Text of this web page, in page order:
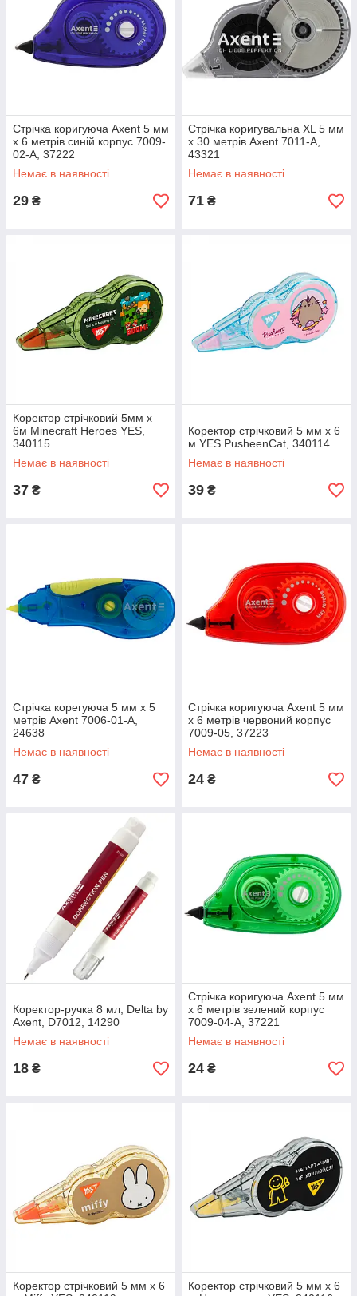
Стрічка коригуюча Axent 5 мм
х 6 метрів синій корпус 7009-
02-A, 37222
Немає в наявності
29 ₴
Стрічка коригувальна XL 5 мм
x 30 метрів Axent 7011-A,
43321
Немає в наявності
71 ₴
Коректор стрічковий 5мм х
6м Minecraft Heroes YES,
340115
Немає в наявності
37 ₴
Коректор стрічковий 5 мм х 6
м YES PusheenCat, 340114
Немає в наявності
39 ₴
Стрічка корегуюча 5 мм х 5
метрів Axent 7006-01-A,
24638
Немає в наявності
47 ₴
Стрічка коригуюча Axent 5 мм
х 6 метрів червоний корпус
7009-05, 37223
Немає в наявності
24 ₴
Коректор-ручка 8 мл, Delta by
Axent, D7012, 14290
Немає в наявності
18 ₴
Стрічка коригуюча Axent 5 мм
х 6 метрів зелений корпус
7009-04-A, 37221
Немає в наявності
24 ₴
Коректор стрічковий 5 мм х 6
Коректор стрічковий 5 мм х 6